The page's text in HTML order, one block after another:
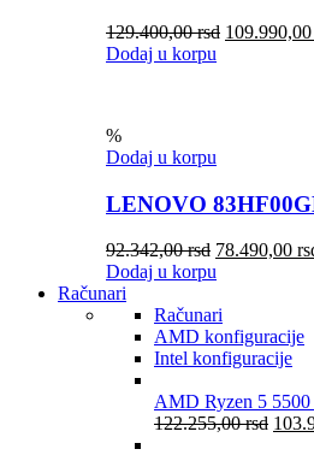
129.400,00rsd 109.990,00
Dodaj u korpu
%
Dodaj u korpu
LENOVO
92.342,00rsd 78.490,00
Dodaj u korpu
Računari
Računari
AMD konfiguracije
Intel konfiguracije
AMD Ryzen 5
122.255,00rsd